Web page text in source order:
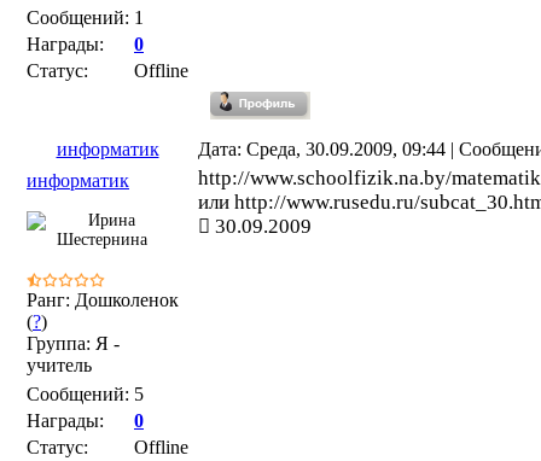
Сообщений: 1
Награды:
0
Статус:
Offline
информатик
Дата: Среда, 30.09.2009, 09:44 |
информатик
Ранг: Дошколенок
(?)
Группа: Я -
учитель
Сообщений: 5
Награды:
0
Статус:
Offline
http://www.schoolfizik.na.by/
или http://www.rusedu.ru/
30.09.2009